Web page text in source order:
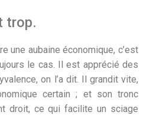
trop.
une aubaine économique, c’est
le cas. Il est apprécié des
on l’a dit. Il grandit vite,
certain ; et son tronc
droit, ce qui facilite un sciage